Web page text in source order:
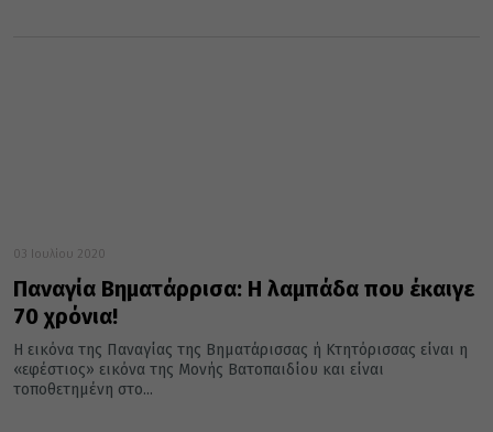
03 Ιουλίου 2020
Παναγία Βηματάρρισα: Η λαμπάδα που έκαιγε
70 χρόνια!
Η εικόνα της Παναγίας της Βηματάρισσας ή Κτητόρισσας είναι η
«εφέστιος» εικόνα της Μονής Βατοπαιδίου και είναι
τοποθετημένη στο...